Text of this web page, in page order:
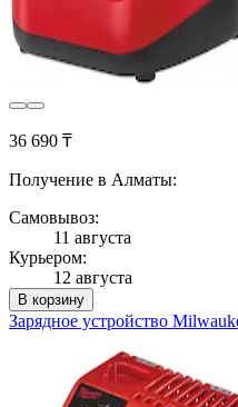
36 690 ₸
Получение в Алматы:
Самовывоз:
11 августа
Курьером:
12 августа
В корзину
Зарядное устройство